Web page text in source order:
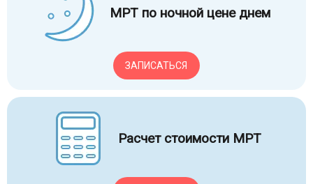
МРТ по ночной цене днем
ЗАПИСАТЬСЯ
Расчет стоимости МРТ